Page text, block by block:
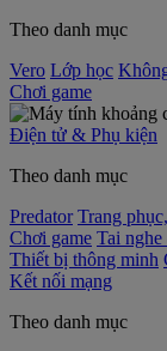
Theo danh mục
Vero Lớp học
Chơi game
Điện tử & Phụ kiện
Theo danh mục
Predator Trang
Chơi game Tai
Thiết bị thông minh
Kết nối mạng
Theo danh mục